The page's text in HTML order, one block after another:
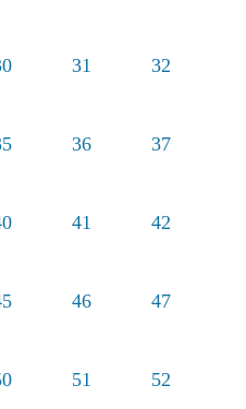
31 32
36 37
41 42
46 47
51 52